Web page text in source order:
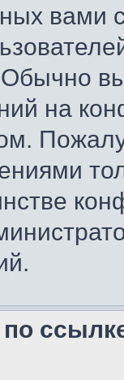
на